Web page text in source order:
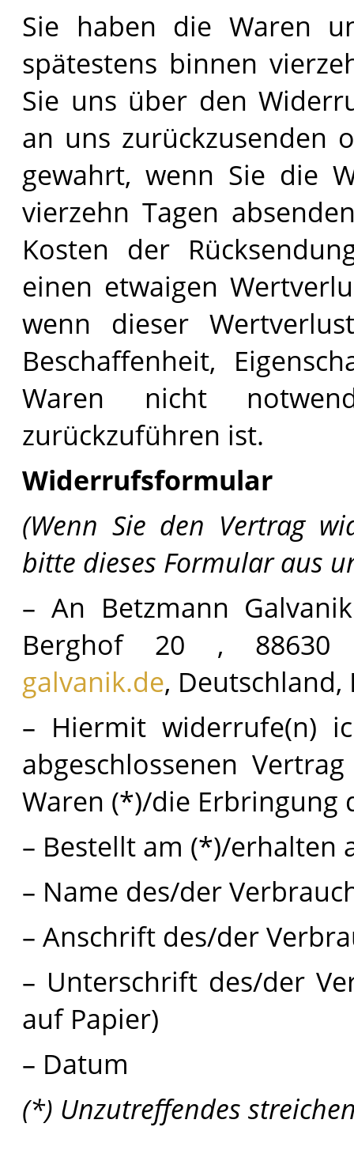
Sie haben die Waren
spätestens binnen
Sie uns über den
an uns zurückzusenden
gewahrt, wenn Sie die
vierzehn Tagen
Kosten der
einen etwaigen
wenn dieser
Beschaffenheit,
Waren nicht
zurückzuführen ist.
Widerrufsformular
(Wenn Sie den Vertrag
bitte dieses Formular aus
– An Betzmann
Berghof 20 ,
galvanik.de, Deutschland,
– Hiermit widerrufe(n)
abgeschlossenen
Waren (*)/die Erbringung
– Bestellt am (*)/erhalten
– Name des/der
– Anschrift des/der
– Unterschrift des/der
auf Papier)
– Datum
(*) Unzutreffendes